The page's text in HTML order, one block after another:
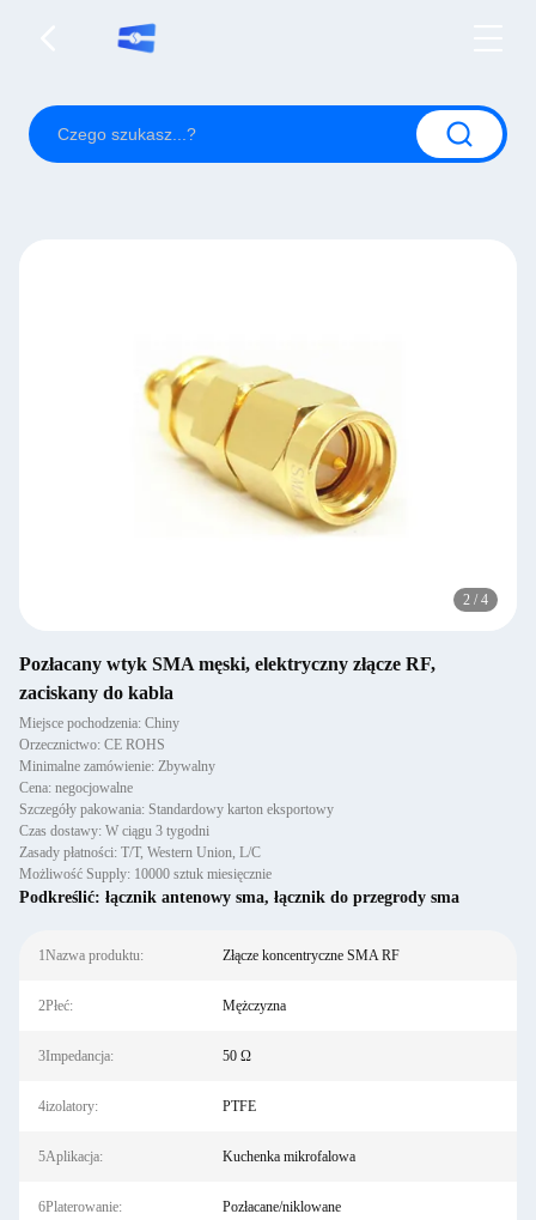
2 / 4
Pozłacany wtyk SMA męski, elektryczny złącze RF,
zaciskany do kabla
Miejsce pochodzenia: Chiny
Orzecznictwo: CE ROHS
Minimalne zamówienie: Zbywalny
Cena: negocjowalne
Szczegóły pakowania: Standardowy karton eksportowy
Czas dostawy: W ciągu 3 tygodni
Zasady płatności: T/T, Western Union, L/C
Możliwość Supply: 10000 sztuk miesięcznie
Podkreślić: łącznik antenowy sma, łącznik do przegrody sma
1Nazwa produktu: Złącze koncentryczne SMA RF
2Płeć: Mężczyzna
3Impedancja: 50 Ω
4izolatory: PTFE
5Aplikacja: Kuchenka mikrofalowa
6Platerowanie: Pozłacane/niklowane